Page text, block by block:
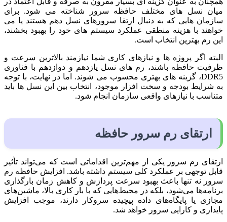
میان نسل های مختلف حافظه سرور شناخته می شود. برای
سازمان هایی که به دنبال ارتقا سرورهای نسل دهم هستند یا می
خواهند با هزینه منطقی عملکرد سیستم های خود را بهبود بخشند،
این رم بهترین انتخاب است.
البته اگر پروژه ها و نیازهای کاری شما نیازمند بالاترین سرعت و
ظرفیت حافظه باشند، رم های نسل یازدهم و دوازدهم با فناوری
DDR5، گزینه های بهتری محسوب می شوند. اما در نهایت، با توجه
به شرایط بودجه و سخت افزار موجود، انتخاب بین این نسل ها باید
متناسب با نیازهای واقعی سازمان انجام شود.
ارتقای رم سرور حافظه
ارتقای رم سرور یکی از مهم‌ترین اقداماتی است که می‌تواند تأثیر
قابل توجهی بر عملکرد کلی سیستم داشته باشد. افزایش حافظه رم
سرور نه تنها باعث بهبود سرعت پردازش و کاهش زمان بارگذاری
برنامه‌ها می‌شود، بلکه در محیط‌هایی که با بار کاری بالا، ماشین‌های
مجازی یا پایگاه‌های داده پیچیده سروکار دارند، موجب افزایش
پایداری و کارایی سرور خواهد شد.